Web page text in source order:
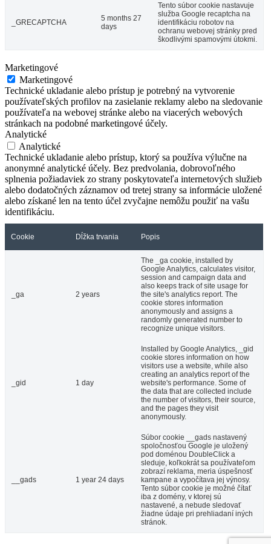
_GRECAPTCHA
5 months 27
days
Tento súbor cookie nastavuje
služba Google recaptcha na
identifikáciu robotov na
ochranu webovej stránky pred
škodlivými spamovými útokmi.
Marketingové
Marketingové
Technické ukladanie alebo prístup je potrebný na vytvorenie
používateľských profilov na zasielanie reklamy alebo na sledovanie
používateľa na webovej stránke alebo na viacerých webových
stránkach na podobné marketingové účely.
Analytické
Analytické
Technické ukladanie alebo prístup, ktorý sa používa výlučne na
anonymné analytické účely. Bez predvolania, dobrovoľného
splnenia požiadaviek zo strany poskytovateľa internetových služieb
alebo dodatočných záznamov od tretej strany sa informácie uložené
alebo získané len na tento účel zvyčajne nemôžu použiť na vašu
identifikáciu.
Cookie Dĺžka trvania Popis
_ga 2 years
The _ga cookie, installed by
Google Analytics, calculates visitor,
session and campaign data and
also keeps track of site usage for
the site's analytics report. The
cookie stores information
anonymously and assigns a
randomly generated number to
recognize unique visitors.
_gid 1 day
Installed by Google Analytics, _gid
cookie stores information on how
visitors use a website, while also
creating an analytics report of the
website's performance. Some of
the data that are collected include
the number of visitors, their source,
and the pages they visit
anonymously.
__gads 1 year 24 days
Súbor cookie __gads nastavený
spoločnosťou Google je uložený
pod doménou DoubleClick a
sleduje, koľkokrát sa používateľom
zobrazí reklama, meria úspešnosť
kampane a vypočítava jej výnosy.
Tento súbor cookie je možné čítať
iba z domény, v ktorej sú
nastavené, a nebude sledovať
žiadne údaje pri prehliadaní iných
stránok.